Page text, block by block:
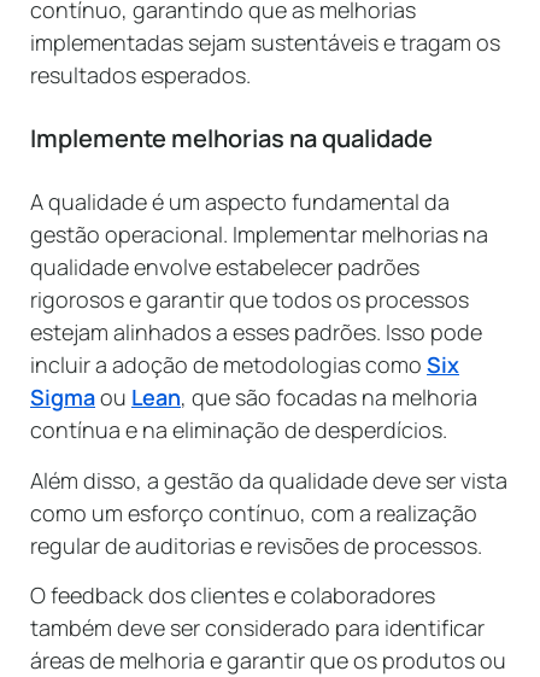
contínuo, garantindo que as melhorias
implementadas sejam sustentáveis e tragam os
resultados esperados.
Implemente melhorias na qualidade
A qualidade é um aspecto fundamental da
gestão operacional. Implementar melhorias na
qualidade envolve estabelecer padrões
rigorosos e garantir que todos os processos
estejam alinhados a esses padrões. Isso pode
incluir a adoção de metodologias como Six
Sigmaou Lean, que são focadas na melhoria
contínua e na eliminação de desperdícios.
Além disso, a gestão da qualidade deve ser vista
como um esforço contínuo, com a realização
regular de auditorias e revisões de processos.
O feedback dos clientes e colaboradores
também deve ser considerado para identificar
áreas de melhoria e garantir que os produtos ou